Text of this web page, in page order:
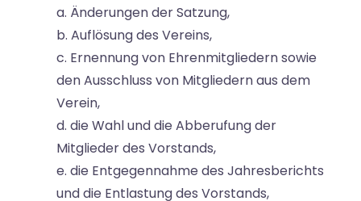
a. Änderungen der Satzung,
b. Auflösung des Vereins,
c. Ernennung von Ehrenmitgliedern sowie
den Ausschluss von Mitgliedern aus dem
Verein,
d. die Wahl und die Abberufung der
Mitglieder des Vorstands,
e. die Entgegennahme des Jahresberichts
und die Entlastung des Vorstands,